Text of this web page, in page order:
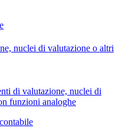
nuclei di valutazione o altri
di valutazione, nuclei di
funzioni analoghe